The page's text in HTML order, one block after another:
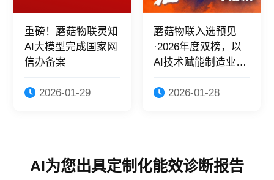
重磅！蘑菇物联灵知
AI大模型完成国家网
信办备案
2026-01-29
蘑菇物联入选预见
·2026年度双榜，以
AI技术赋能制造业绿
2026-01-28
AI为您出具定制化能效诊断报告